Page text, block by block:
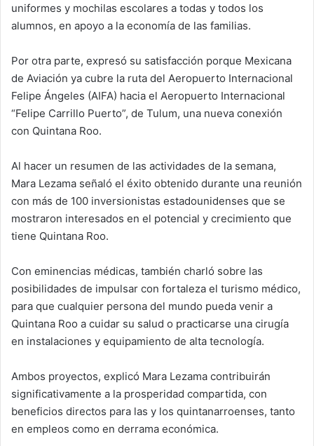
uniformes y mochilas escolares a todas y todos los
alumnos, en apoyo a la economía de las familias.
Por otra parte, expresó su satisfacción porque Mexicana
de Aviación ya cubre la ruta del Aeropuerto Internacional
Felipe Ángeles (AIFA) hacia el Aeropuerto Internacional
“Felipe Carrillo Puerto”, de Tulum, una nueva conexión
con Quintana Roo.
Al hacer un resumen de las actividades de la semana,
Mara Lezama señaló el éxito obtenido durante una reunión
con más de 100 inversionistas estadounidenses que se
mostraron interesados en el potencial y crecimiento que
tiene Quintana Roo.
Con eminencias médicas, también charló sobre las
posibilidades de impulsar con fortaleza el turismo médico,
para que cualquier persona del mundo pueda venir a
Quintana Roo a cuidar su salud o practicarse una cirugía
en instalaciones y equipamiento de alta tecnología.
Ambos proyectos, explicó Mara Lezama contribuirán
significativamente a la prosperidad compartida, con
beneficios directos para las y los quintanarroenses, tanto
en empleos como en derrama económica.